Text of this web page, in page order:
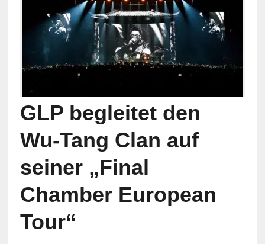
GLP begleitet den
Wu-Tang Clan auf
seiner „Final
Chamber European
Tour“